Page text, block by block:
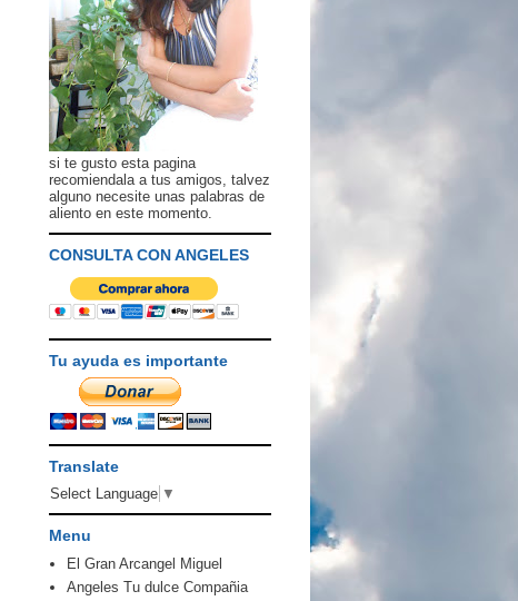
si te gusto esta pagina
recomiendala a tus amigos, talvez
alguno necesite unas palabras de
aliento en este momento.
CONSULTA CON ANGELES
Tu ayuda es importante
Translate
Select Language ▼
Menu
El Gran Arcangel Miguel
Angeles Tu dulce Compañia